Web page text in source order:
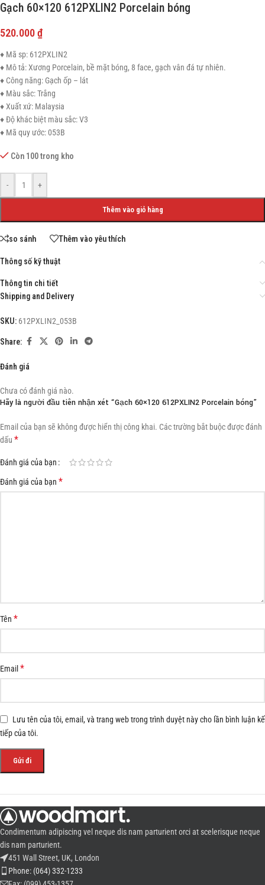
Gạch 60×120 612PXLIN2 Porcelain bóng
520.000₫
♦ Mã sp: 612PXLIN2
♦ Mô tả: Xương Porcelain, bề mặt bóng, 8 face, gạch vân đá tự nhiên.
♦ Công năng: Gạch ốp – lát
♦ Màu sắc: Trắng
♦ Xuất xứ: Malaysia
♦ Độ khác biệt màu sắc: V3
♦ Mã quy ước: 053B
Còn 100 trong kho
- +
Thêm vào giỏ hàng
so sánh Thêm vào yêu thích
Thông số kỹ thuật
Thông tin chi tiết
Shipping and Delivery
SKU: 612PXLIN2_053B
Share:
Đánh giá
Chưa có đánh giá nào.
Hãy là người đầu tiên nhận xét “Gạch 60×120 612PXLIN2 Porcelain bóng”
Email của bạn sẽ không được hiển thị công khai. Các trường bắt buộc được đánh
dấu *
Đánh giá của bạn
Đánh giá của bạn *
Tên *
Email *
Lưu tên của tôi, email, và trang web trong trình duyệt này cho lần bình luận kế
tiếp của tôi.
Condimentum adipiscing vel neque dis nam parturient orci at scelerisque neque
dis nam parturient.
451 Wall Street, UK, London
Phone: (064) 332-1233